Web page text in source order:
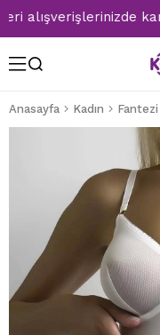
Anasayfa Kadın Fantezi